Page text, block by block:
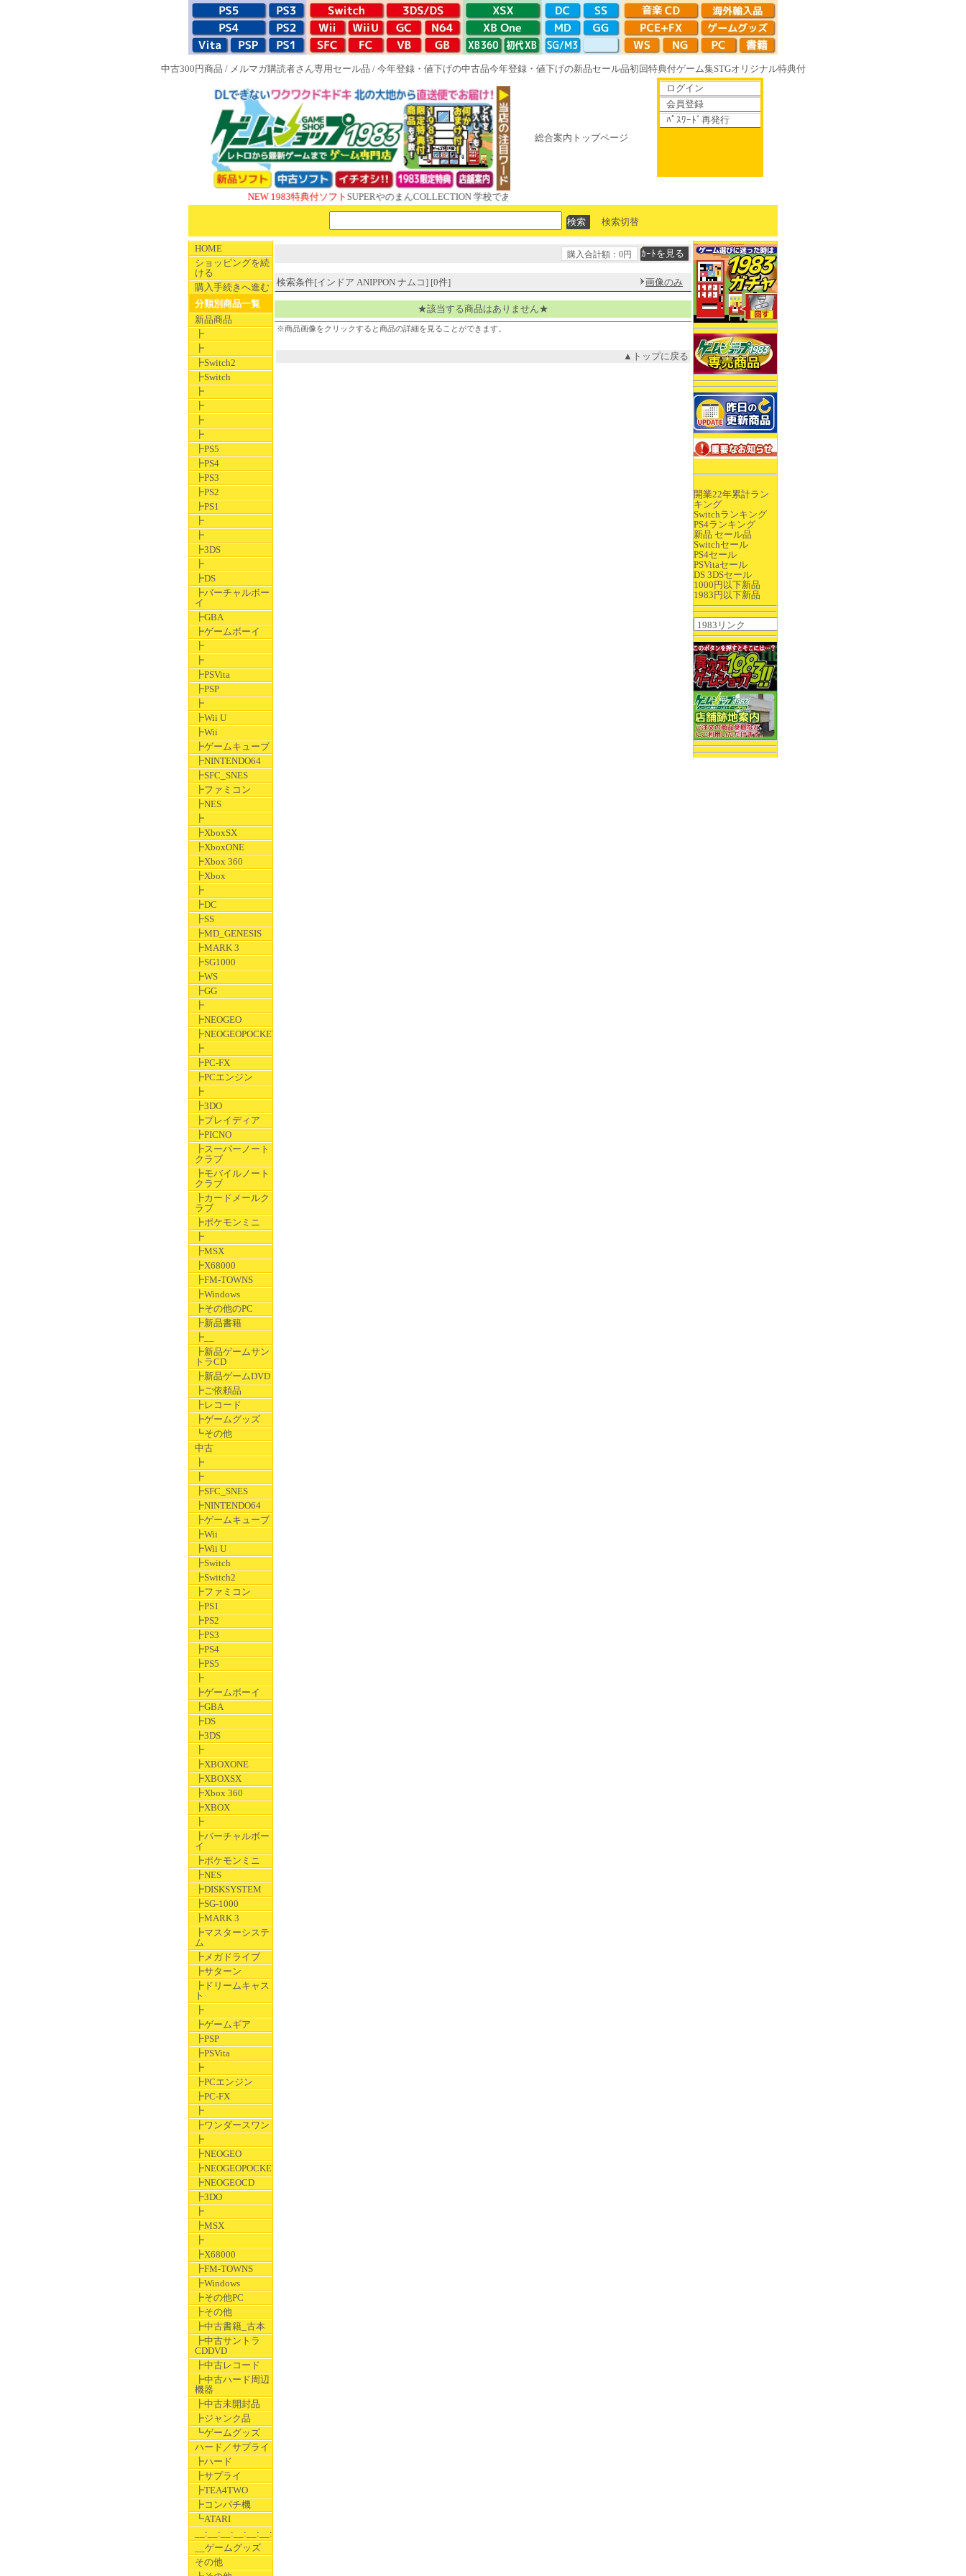
中古300円商品 / メルマガ購読者さん専用セール品 / 今年登録・値下げの中古品今年登録・値下げの新品セール品初回特典付ゲーム集STGオリジナル特典付
総合案内トップページ
NEW 1983特典付ソフトSUPERやのまんCOLLECTION 学校であった怖い話と晦󠄀つきこもり ルート16R やがて散りゆく鏡の花へ 70年代風ロボットアニメ ゲッP-X アレサ
ログイン
会員登録
ﾊﾟｽﾜｰﾄﾞ再発行
検索切替
HOME
ショッピングを続
ける
購入手続きへ進む
分類別商品一覧
新品商品
┣
┣
┣Switch2
┣Switch
┣
┣
┣
┣
┣PS5
┣PS4
┣PS3
┣PS2
┣PS1
┣
┣
┣3DS
┣
┣DS
┣バーチャルボー
イ
┣GBA
┣ゲームボーイ
┣
┣
┣PSVita
┣PSP
┣
┣Wii U
┣Wii
┣ゲームキューブ
┣NINTENDO64
┣SFC_SNES
┣ファミコン
┣NES
┣
┣XboxSX
┣XboxONE
┣Xbox 360
┣Xbox
┣
┣DC
┣SS
┣MD_GENESIS
┣MARK 3
┣SG1000
┣WS
┣GG
┣
┣NEOGEO
┣NEOGEOPOCKET
┣
┣PC-FX
┣PCエンジン
┣
┣3DO
┣プレイディア
┣PICNO
┣スーパーノート
クラブ
┣モバイルノート
クラブ
┣カードメールク
ラブ
┣ポケモンミニ
┣
┣MSX
┣X68000
┣FM-TOWNS
┣Windows
┣その他のPC
┣新品書籍
┣__
┣新品ゲームサン
トラCD
┣新品ゲームDVD
┣ご依頼品
┣レコード
┣ゲームグッズ
┗その他
中古
┣
┣
┣SFC_SNES
┣NINTENDO64
┣ゲームキューブ
┣Wii
┣Wii U
┣Switch
┣Switch2
┣ファミコン
┣PS1
┣PS2
┣PS3
┣PS4
┣PS5
┣
┣ゲームボーイ
┣GBA
┣DS
┣3DS
┣
┣XBOXONE
┣XBOXSX
┣Xbox 360
┣XBOX
┣
┣バーチャルボー
イ
┣ポケモンミニ
┣NES
┣DISKSYSTEM
┣SG-1000
┣MARK 3
┣マスターシステ
ム
┣メガドライブ
┣サターン
┣ドリームキャス
ト
┣
┣ゲームギア
┣PSP
┣PSVita
┣
┣PCエンジン
┣PC-FX
┣
┣ワンダースワン
┣
┣NEOGEO
┣NEOGEOPOCKET
┣NEOGEOCD
┣3DO
┣
┣MSX
┣
┣X68000
┣FM-TOWNS
┣Windows
┣その他PC
┣その他
┣中古書籍_古本
┣中古サントラ
CDDVD
┣中古レコード
┣中古ハード周辺
機器
┣中古未開封品
┣ジャンク品
┗ゲームグッズ
ハード／サプライ
┣ハード
┣サプライ
┣TEA4TWO
┣コンパチ機
┗ATARI
__:__:__:__:__:__:__
__ゲームグッズ
その他
開業22年累計ラン
キング
Switchランキング
PS4ランキング
新品 セール品
Switchセール
PS4セール
PSVitaセール
DS 3DSセール
1000円以下新品
1983円以下新品
購入合計額：0円
検索条件[インドア ANIPPON ナムコ] [0件] 画像のみ
★該当する商品はありません★
※商品画像をクリックすると商品の詳細を見ることができます。
▲トップに戻る